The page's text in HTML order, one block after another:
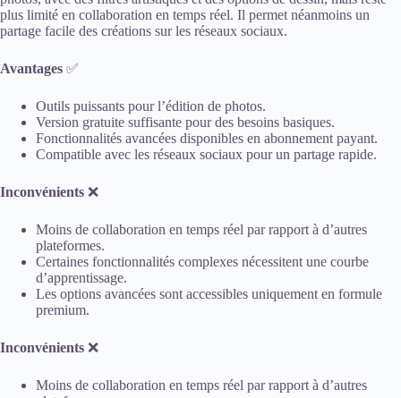
plus limité en collaboration en temps réel. Il permet néanmoins un
partage facile des créations sur les réseaux sociaux.
Avantages ✅
Outils puissants pour l’édition de photos.
Version gratuite suffisante pour des besoins basiques.
Fonctionnalités avancées disponibles en abonnement payant.
Compatible avec les réseaux sociaux pour un partage rapide.
Inconvénients ❌
Moins de collaboration en temps réel par rapport à d’autres
plateformes.
Certaines fonctionnalités complexes nécessitent une courbe
d’apprentissage.
Les options avancées sont accessibles uniquement en formule
premium.
Inconvénients ❌
Moins de collaboration en temps réel par rapport à d’autres